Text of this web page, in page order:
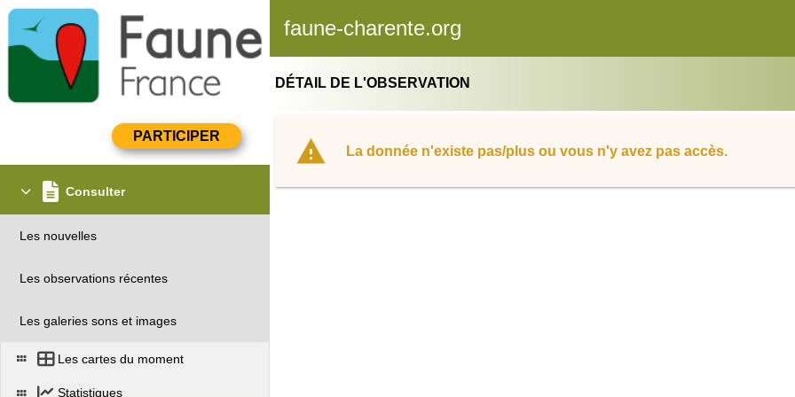
faune-charente.org
Consulter
Les nouvelles
Les observations récentes
Les galeries sons et images
Les cartes du moment
Statistiques
DÉTAIL DE L'OBSERVATION
La donnée n'existe pas/plus ou vous n'y avez pas accès.